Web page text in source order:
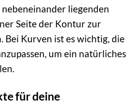
liegenden
Seite der Kontur zur
Bei Kurven ist es wichtig, die
um ein natürliches
für deine